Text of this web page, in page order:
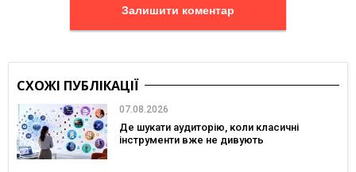
Залишити коментар
СХОЖІ ПУБЛІКАЦІЇ
07.08.2026
Де шукати аудиторію, коли класичні
інструменти вже не дивують